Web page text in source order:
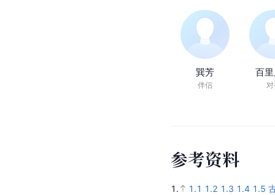
巽芳
伴侣
百
参考资料
1. 1.1 1.2 1.3 1.4 1.5